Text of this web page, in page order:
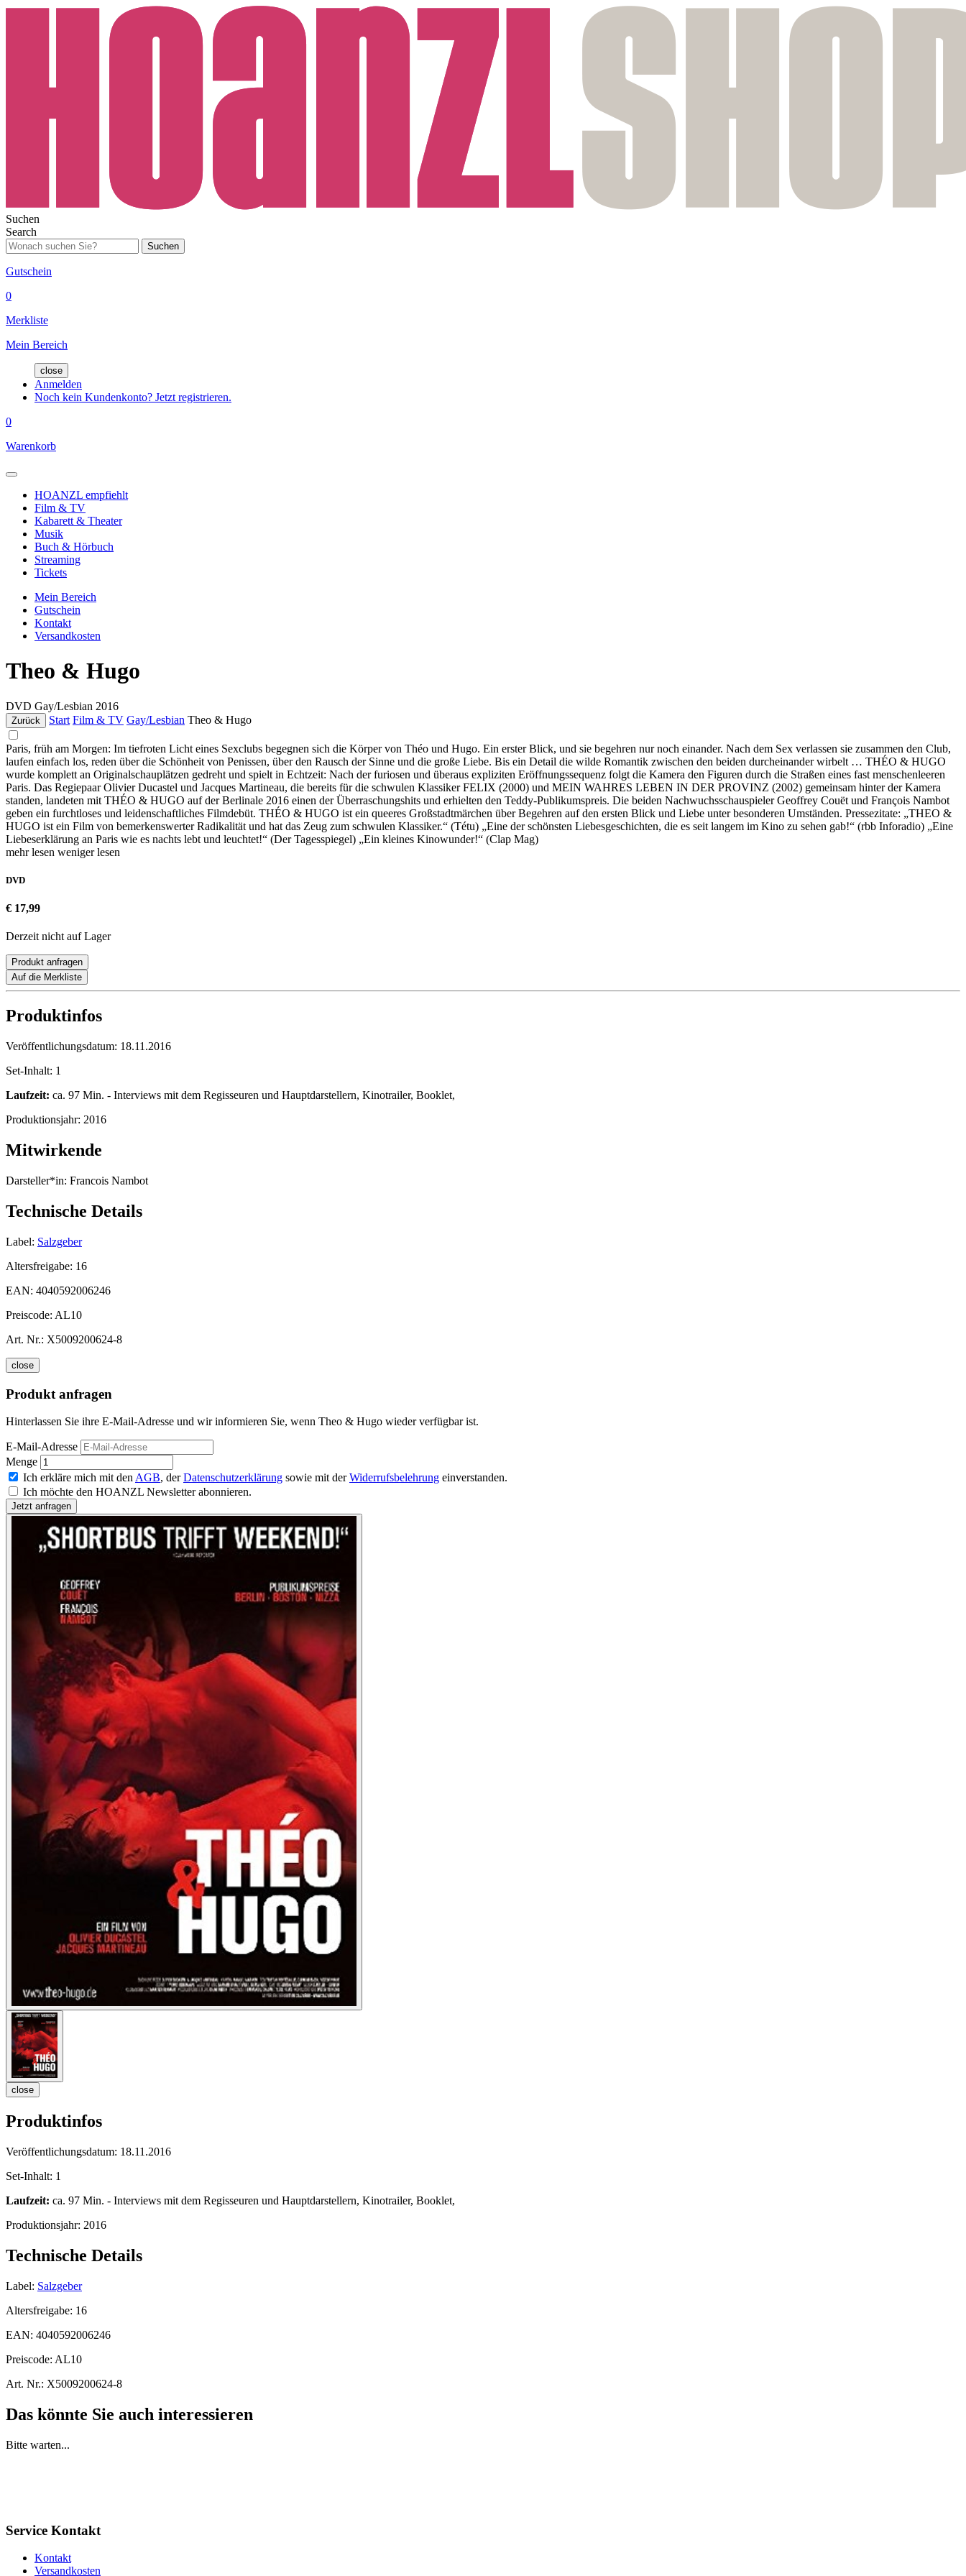
Suchen
Search
Suchen
Gutschein
0
Merkliste
Mein Bereich
close
Anmelden
Noch kein Kundenkonto? Jetzt registrieren.
0
Warenkorb
HOANZL empfiehlt
Film & TV
Kabarett & Theater
Musik
Buch & Hörbuch
Streaming
Tickets
Mein Bereich
Gutschein
Kontakt
Versandkosten
Theo & Hugo
DVD Gay/Lesbian 2016
Zurück Start Film & TV Gay/Lesbian Theo & Hugo
Paris, früh am Morgen: Im tiefroten Licht eines Sexclubs begegnen sich die Körper von Théo und Hugo. Ein erster Blick, und sie begehren nur noch einander. Nach dem Sex verlassen sie zusammen den Club,
laufen einfach los, reden über die Schönheit von Penissen, über den Rausch der Sinne und die große Liebe. Bis ein Detail die wilde Romantik zwischen den beiden durcheinander wirbelt … THÉO & HUGO
wurde komplett an Originalschauplätzen gedreht und spielt in Echtzeit: Nach der furiosen und überaus expliziten Eröffnungssequenz folgt die Kamera den Figuren durch die Straßen eines fast menschenleeren
Paris. Das Regiepaar Olivier Ducastel und Jacques Martineau, die bereits für die schwulen Klassiker FELIX (2000) und MEIN WAHRES LEBEN IN DER PROVINZ (2002) gemeinsam hinter der Kamera
standen, landeten mit THÉO & HUGO auf der Berlinale 2016 einen der Überraschungshits und erhielten den Teddy-Publikumspreis. Die beiden Nachwuchsschauspieler Geoffrey Couët und François Nambot
geben ein furchtloses und leidenschaftliches Filmdebüt. THÉO & HUGO ist ein queeres Großstadtmärchen über Begehren auf den ersten Blick und Liebe unter besonderen Umständen. Pressezitate: „THEO &
HUGO ist ein Film von bemerkenswerter Radikalität und hat das Zeug zum schwulen Klassiker.“ (Tétu) „Eine der schönsten Liebesgeschichten, die es seit langem im Kino zu sehen gab!“ (rbb Inforadio) „Eine
Liebeserklärung an Paris wie es nachts lebt und leuchtet!“ (Der Tagesspiegel) „Ein kleines Kinowunder!“ (Clap Mag)
mehr lesen weniger lesen
DVD
€ 17,99
Derzeit nicht auf Lager
Produkt anfragen
Auf die Merkliste
Produktinfos
Veröffentlichungsdatum: 18.11.2016
Set-Inhalt: 1
Laufzeit: ca. 97 Min. - Interviews mit dem Regisseuren und Hauptdarstellern, Kinotrailer, Booklet,
Produktionsjahr: 2016
Mitwirkende
Darsteller*in: Francois Nambot
Technische Details
Label: Salzgeber
Altersfreigabe: 16
EAN: 4040592006246
Preiscode: AL10
Art. Nr.: X5009200624-8
close
Produkt anfragen
Hinterlassen Sie ihre E-Mail-Adresse und wir informieren Sie, wenn Theo & Hugo wieder verfügbar ist.
E-Mail-Adresse
Menge
Ich erkläre mich mit den AGB, derDatenschutzerklärung sowie mit derWiderrufsbelehrung einverstanden.
Ich möchte den HOANZL Newsletter abonnieren.
close
Produktinfos
Veröffentlichungsdatum: 18.11.2016
Set-Inhalt: 1
Laufzeit: ca. 97 Min. - Interviews mit dem Regisseuren und Hauptdarstellern, Kinotrailer, Booklet,
Produktionsjahr: 2016
Technische Details
Label: Salzgeber
Altersfreigabe: 16
EAN: 4040592006246
Preiscode: AL10
Art. Nr.: X5009200624-8
Das könnte Sie auch interessieren
Bitte warten...
Service Kontakt
Kontakt
Versandkosten